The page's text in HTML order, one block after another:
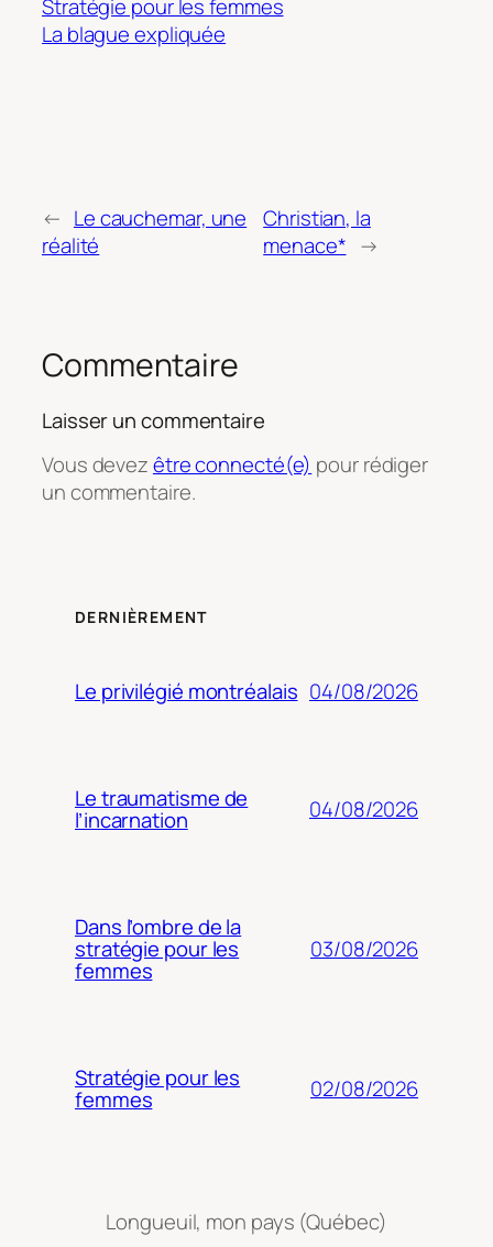
Stratégie pour les femmes
La blague expliquée
← Le cauchemar, une
réalité
Christian, la
menace* →
Commentaire
Laisser un commentaire
Vous devezêtre connecté(e) pour rédiger
un commentaire.
DERNIÈREMENT
Le privilégié montréalais 04/08/2026
Le traumatisme de
l’incarnation 04/08/2026
Dans l’ombre de la
stratégie pour les
femmes
03/08/2026
Stratégie pour les
femmes 02/08/2026
Longueuil, mon pays (Québec)